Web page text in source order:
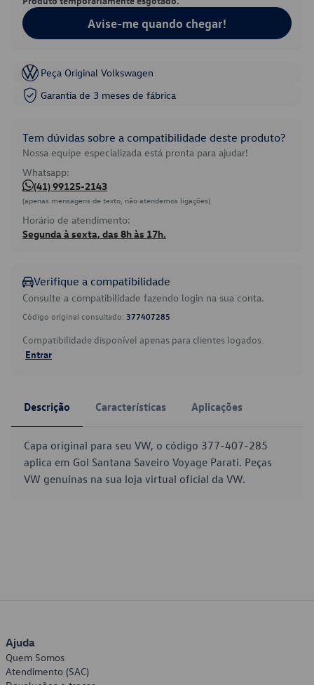
Avise-me quando chegar!
Peça Original Volkswagen
Garantia de 3 meses de fábrica
Tem dúvidas sobre a compatibilidade deste produto?
Nossa equipe especializada está pronta para ajudar!
Whatsapp:
(41) 99125-2143
(apenas mensagens de texto, não atendemos ligações)
Horário de atendimento:
Segunda à sexta, das 8h às 17h.
Verifique a compatibilidade
Consulte a compatibilidade fazendo login na sua conta.
Código original consultado: 377407285
Compatibilidade disponível apenas para clientes logados.
Entrar
Descrição Características Aplicações
Capa original para seu VW, o código 377-407-285
aplica em Gol Santana Saveiro Voyage Parati. Peças
VW genuínas na sua loja virtual oficial da VW.
Ajuda
Quem Somos
Atendimento (SAC)